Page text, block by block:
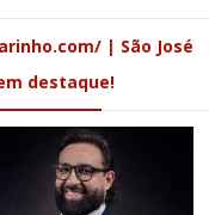
| São José
destaque!